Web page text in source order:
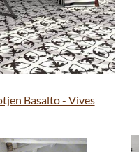
Basalto - Vives